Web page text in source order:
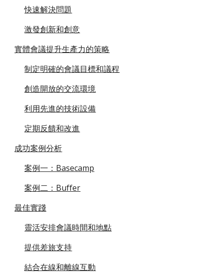
快速解決問題
激發創新和創意
實體會議提升生產力的策略
制定明確的會議目標和議程
創造開放的交流環境
利用先進的技術設備
定期反饋和改進
成功案例分析
案例一：Basecamp
案例二：Buffer
最佳實踐
靈活安排會議時間和地點
提供差旅支持
結合在線和離線互動